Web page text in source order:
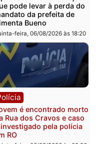
Política
Ministro Dias Tofolli , do
TSE, determina
e processamento da
que pode levar à perda
mandato da prefeita de
Pimenta Bueno